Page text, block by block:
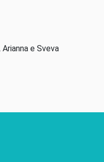
e Sveva